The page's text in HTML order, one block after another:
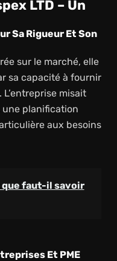
LTD – Un
Sa Rigueur Et Son
sur le marché, elle
sa capacité à fournir
misait
une planification
aux besoins
que faut-il savoir
Et PME